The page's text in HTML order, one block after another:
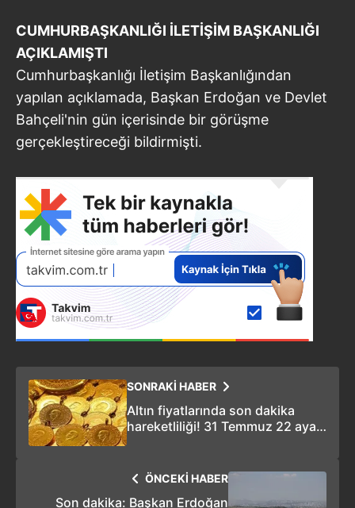
CUMHURBAŞKANLIĞI İLETİŞİM BAŞKANLIĞI
AÇIKLAMIŞTI
Cumhurbaşkanlığı İletişim Başkanlığından
yapılan açıklamada, Başkan Erdoğan ve Devlet
Bahçeli'nin gün içerisinde bir görüşme
gerçekleştireceği bildirmişti.
SONRAKİ HABER
Altın fiyatlarında son dakika
hareketliliği! 31 Temmuz 22 ayar
ÖNCEKİ HABER
Son dakika: Başkan Erdoğan